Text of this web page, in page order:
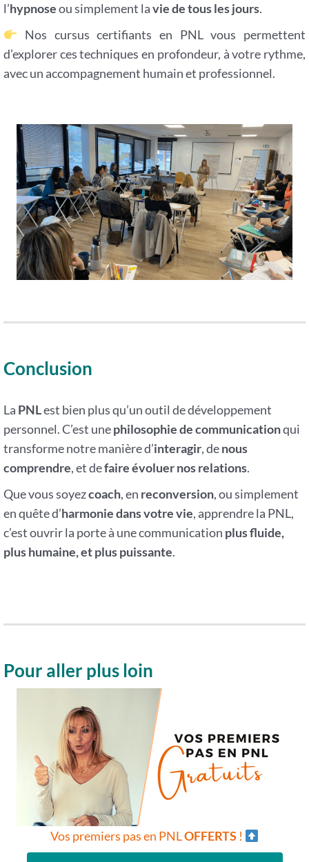
l’hypnoseou simplement lavie de tous les jours.
Nos cursus certifiants en PNL vous permettent
d’explorer ces techniques en profondeur, à votre rythme,
avec un accompagnement humain et professionnel.
Conclusion
La PNLest bien plus qu’un outil de développement
personnel. C’est unephilosophie de communicationqui
transforme notre manière d’interagir, denous
comprendre, et defaire évoluer nos relations.
Que vous soyezcoach, en reconversion, ou simplement
en quête d’harmonie dans votre vie, apprendre la PNL,
c’est ouvrir la porte à une communication plus fluide,
plus humaine, et plus puissante.
Pour aller plus loin
Vos premiers pas en PNLOFFERTS !